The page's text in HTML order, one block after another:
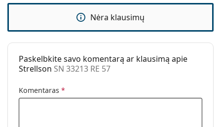
Kategorija:
Akiniai nuo saulės
Strellson
Naudojimas:
Madingi
Kodas:
SN 33213 RE 57
Nėra klausimų
Paskelbkite savo komentarą ar klausimą apie
Strellson SN 33213 RE 57
Komentaras *